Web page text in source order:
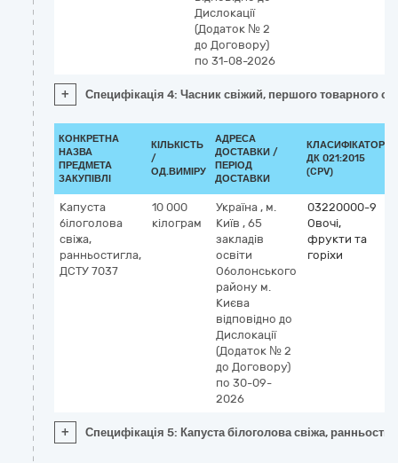
Дислокації
(Додаток № 2
до Договору)
по 31-08-2026
+ Специфікація 4: Часник свіжий, першого товарного
КОНКРЕТНА
НАЗВА
ПРЕДМЕТА
ЗАКУПІВЛІ
КІЛЬКІСТЬ
/
ОД.ВИМІРУ
АДРЕСА
ДОСТАВКИ /
ПЕРІОД
ДОСТАВКИ
КЛАСИФІКАТОР
ДК 021:2015
(CPV)
Капуста
білоголова
свіжа,
ранньостигла,
ДСТУ 7037
10 000
кілограм
Україна , м.
Київ , 65
закладів
освіти
Оболонського
району м.
Києва
відповідно до
Дислокації
(Додаток № 2
до Договору)
по 30-09-
2026
03220000-9
Овочі,
фрукти та
горіхи
+ Специфікація 5: Капуста білоголова свіжа,